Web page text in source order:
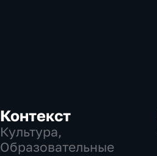
Контекст
Культура,
Образовательные